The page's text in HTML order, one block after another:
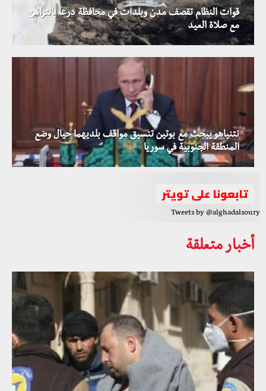
قوات النظام تقصف مدن وبلدات في محافظة درعا بالتزامن
مع صلاة العيد
نتنياهو يبحث مع بوتين تنسيق مواقف بلديهما حيال وضع
المنطقة الجنوبية في سوريا
تابعونا على تويتر
Tweets by @alghadalsoury
أخبار متعلقة